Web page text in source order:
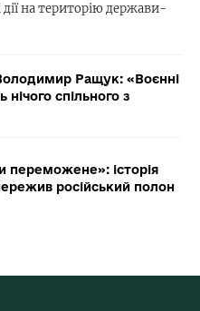
дії на територію держави-
Ращук: «Воєнні
спільного з
переможене»: історія
російський полон